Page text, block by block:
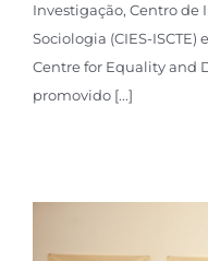
Investigação, Centro de
Sociologia (CIES-
Centre for Equality and
promovido [...]